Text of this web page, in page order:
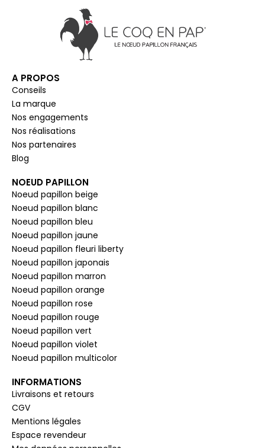
A PROPOS
Conseils
La marque
Nos engagements
Nos réalisations
Nos partenaires
Blog
NOEUD PAPILLON
Noeud papillon beige
Noeud papillon blanc
Noeud papillon bleu
Noeud papillon jaune
Noeud papillon fleuri liberty
Noeud papillon japonais
Noeud papillon marron
Noeud papillon orange
Noeud papillon rose
Noeud papillon rouge
Noeud papillon vert
Noeud papillon violet
Noeud papillon multicolor
INFORMATIONS
Livraisons et retours
CGV
Mentions légales
Espace revendeur